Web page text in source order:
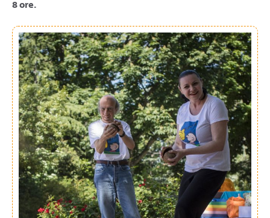
8 ore.